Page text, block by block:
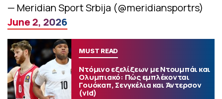
— Meridian Sport Srbija (@meridiansportrs)
June 2, 2026
MUST READ
Ντόμινο εξελίξεων με Ντουμπάι και
Ολυμπιακό: Πώς εμπλέκονται
Γουόκαπ, Σενγκέλια και Άντερσον
(vid)